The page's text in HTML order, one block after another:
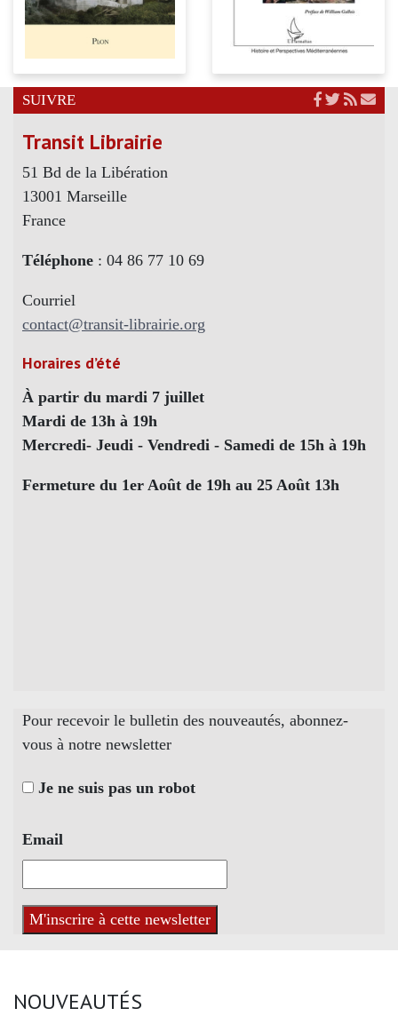
SUIVRE
Transit Librairie
51 Bd de la Libération
13001 Marseille
France
Téléphone : 04 86 77 10 69
Courriel
contact@transit-librairie.org
Horaires d’été
À partir du mardi 7 juillet
Mardi de 13h à 19h
Mercredi- Jeudi - Vendredi - Samedi de 15h à 19h
Fermeture du 1er Août de 19h au 25 Août 13h
Pour recevoir le bulletin des nouveautés, abonnez-
vous à notre newsletter
Je ne suis pas un robot
Email
NOUVEAUTÉS